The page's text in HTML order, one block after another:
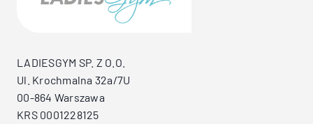
LADIESGYM SP. Z O.O.
Ul. Krochmalna 32a/7U
00-864 Warszawa
KRS 0001228125